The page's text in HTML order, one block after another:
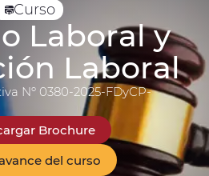
Curso
Laboral y
Laboral
Nº 0380-2025-FDyCP-
Brochure
del curso